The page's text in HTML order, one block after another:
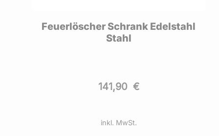
Feuerlöscher Schrank Edelstahl
Stahl
141,90 €
inkl. MwSt.